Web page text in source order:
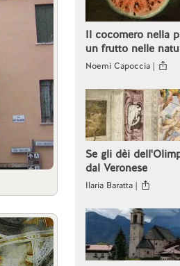
Il cocomero nella
un frutto nelle
Noemi Capoccia |
Se gli dèi
dal Veronese
Ilaria Baratta |